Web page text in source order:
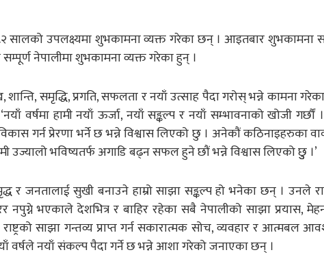
सालको उपलक्ष्यमा शुभकामना व्यक्त गरेका छन् । आइतबार शुभकामना
नेपालीमा शुभकामना व्यक्त गरेका हुन् ।
समृद्धि, प्रगति, सफलता र नयाँ उत्साह पैदा गरोस् भन्ने कामना
वर्षमा हामी नयाँ ऊर्जा, नयाँ सङ्कल्प र नयाँ सम्भावनाको खोजी गर्छौं
गर्न प्रेरणा भर्ने छ भन्ने विश्वास लिएको छु । अनेकौं कठिनाइहरुका
उज्यालो भविष्यतर्फ अगाडि बढ्न सफल हुने छौं भन्ने विश्वास लिएको छुु ।’
र जनतालाई सुखी बनाउने हाम्रो साझा सङ्कल्प हो भनेका छन् । उनले
भएकाले देशभित्र र बाहिर रहेका सबै नेपालीको साझा प्रयास,
साझा गन्तव्य प्राप्त गर्न सकारात्मक सोच, व्यवहार र आत्मबल
वर्षले नयाँ संकल्प पैदा गर्ने छ भन्ने आशा गरेको जनाएका छन् ।